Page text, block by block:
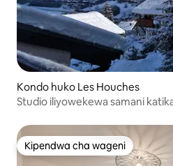
Kondo huko Les Houches
Studio iliyowekewa samani
Kipendwa cha wageni
Kipendwa cha wageni